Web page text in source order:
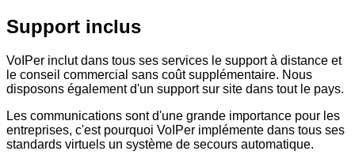
Support inclus
VoIPer inclut dans tous ses services le support à distance et
le conseil commercial sans coût supplémentaire. Nous
disposons également d'un support sur site dans tout le pays.
Les communications sont d'une grande importance pour les
entreprises, c'est pourquoi VoIPer implémente dans tous ses
standards virtuels un système de secours automatique.